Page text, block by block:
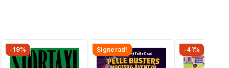
-19% Signerad! -41%